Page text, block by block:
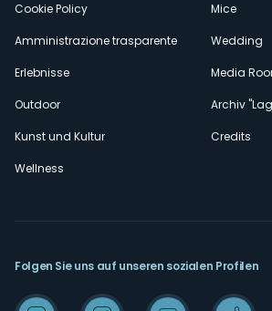
Cookie Policy
Amministrazione trasparente
Erlebnisse
Outdoor
Kunst und Kultur
Wellness
Mice
Wedding
Media
Archiv
Credits
Folgen Sie uns auf unseren sozialen Profilen